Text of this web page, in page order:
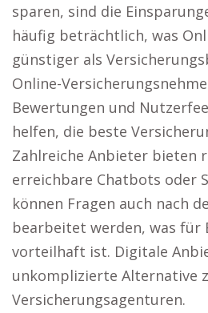
sparen, sind die
häufig beträchtlich, was
günstiger als
Online-
Bewertungen und
helfen, die beste
Zahlreiche Anbieter bieten
erreichbare Chatbots oder
können Fragen auch nach
bearbeitet werden, was für
vorteilhaft ist. Digitale
unkomplizierte Alternative
Versicherungsagenturen.